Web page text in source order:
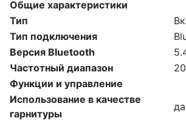
Общие характеристики
Тип
Тип подключения
Версия Bluetooth
Частотный диапазон
Функции и управление
Использование в качестве
гарнитуры
да